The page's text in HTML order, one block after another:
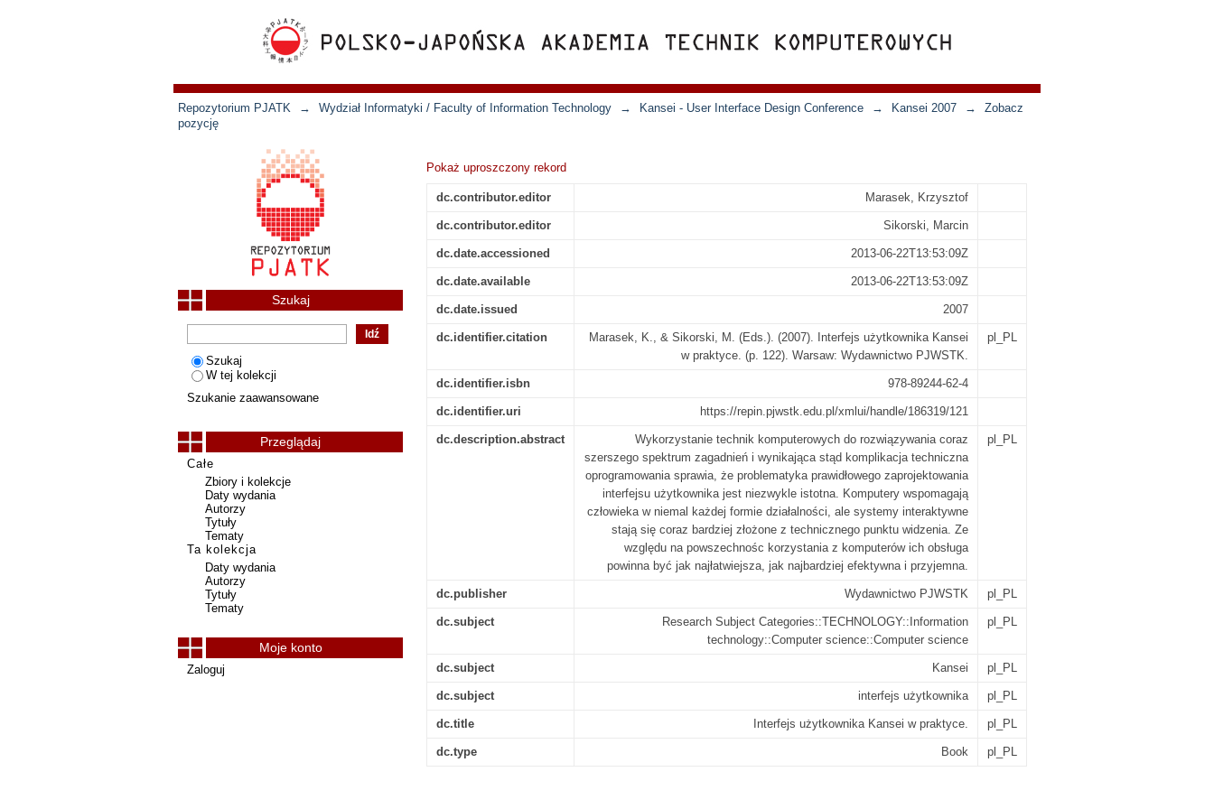
Repozytorium PJATK → Wydział Informatyki / Faculty of Information Technology → Kansei - User Interface Design Conference → Kansei 2007 →
Zobacz
pozycję
Pokaż uproszczony rekord
dc.contributor.editor Marasek, Krzysztof
dc.contributor.editor Sikorski, Marcin
dc.date.accessioned 2013-06-22T13:53:09Z
dc.date.available 2013-06-22T13:53:09Z
dc.date.issued 2007
dc.identifier.citation
Marasek, K., & Sikorski, M. (Eds.). (2007). Interfejs użytkownika Kansei
w praktyce. (p. 122). Warsaw: Wydawnictwo PJWSTK.
pl_PL
dc.identifier.isbn 978-89244-62-4
dc.identifier.uri https://repin.pjwstk.edu.pl/xmlui/handle/186319/121
dc.description.abstract
Wykorzystanie technik komputerowych do rozwiązywania coraz
szerszego spektrum zagadnień i wynikająca stąd komplikacja techniczna
oprogramowania sprawia, że problematyka prawidłowego zaprojektowania
interfejsu użytkownika jest niezwykle istotna. Komputery wspomagają
człowieka w niemal każdej formie działalności, ale systemy interaktywne
stają się coraz bardziej złożone z technicznego punktu widzenia. Ze
względu na powszechnośc korzystania z komputerów ich obsługa
powinna być jak najłatwiejsza, jak najbardziej efektywna i przyjemna.
pl_PL
dc.publisher Wydawnictwo PJWSTK pl_PL
dc.subject
Research Subject Categories::TECHNOLOGY::Information
technology::Computer science::Computer science
pl_PL
dc.subject Kansei pl_PL
dc.subject interfejs użytkownika pl_PL
dc.title Interfejs użytkownika Kansei w praktyce. pl_PL
dc.type Book pl_PL
Szukaj
Szukaj
W tej kolekcji
Szukanie zaawansowane
Przeglądaj
Całe
Zbiory i kolekcje
Daty wydania
Autorzy
Tytuły
Tematy
Ta kolekcja
Daty wydania
Autorzy
Tytuły
Tematy
Moje konto
Zaloguj